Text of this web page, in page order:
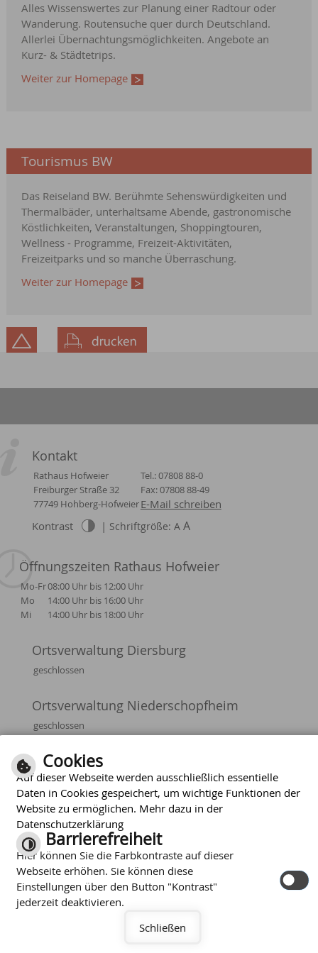
Alles Wissenswertes zur Planung einer Radtour oder
Wanderung. Routensuche quer durch Deutschland.
Allerlei Übernachtungsmöglichkeiten. Angebote an
Kurz- & Städtetrips.
Weiter zur Homepage
Tourismus BW
Das Reiseland BW. Berühmte Sehenswürdigkeiten und
Thermalbäder, unterhaltsame Abende, gastronomische
Köstlichkeiten, Veranstaltungen, Shoppingtouren,
Wellness - Programme, Freizeit-Aktivitäten,
Freizeitparks und so manche Überraschung.
Weiter zur Homepage
Kontakt
Rathaus Hofweier
Tel.: 07808 88-0
Freiburger Straße 32
Fax: 07808 88-49
77749 Hohberg-HofweierE-Mail schreiben
Kontrast
| Schriftgröße: AA
Öffnungszeiten Rathaus Hofweier
Mo-Fr08:00 Uhr bis 12:00 Uhr
Mo
14:00 Uhr bis 16:00 Uhr
Mi
14:00 Uhr bis 18:00 Uhr
Ortsverwaltung Diersburg
geschlossen
Ortsverwaltung Niederschopfheim
geschlossen
Optimiert für
mobile Endgeräte
Inhalt| Impressum
Barrierefreiheit
Cookies
Auf dieser Webseite werden ausschließlich essentielle
Daten in Cookies gespeichert, um wichtige Funktionen der
Website zu ermöglichen. Mehr dazu in der
Datenschutzerklärung
Barrierefreiheit
Hier können Sie die Farbkontraste auf dieser
Webseite erhöhen. Sie können diese
Einstellungen über den Button "Kontrast"
jederzeit deaktivieren.
Schließen